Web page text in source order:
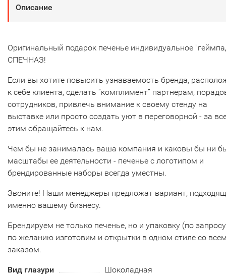
Описание
Оригинальный подарок печенье индивидуальное
СПЕЧНАЗ!
Если вы хотите повысить узнаваемость бренда,
к себе клиента, сделать “комплимент” партнерам,
сотрудников, привлечь внимание к своему стенду на
выставке или просто создать уют в переговорной - за
этим обращайтесь к нам.
Чем бы не занималась ваша компания и каковы бы ни
масштабы ее деятельности - печенье с логотипом и
брендированные наборы всегда уместны.
Звоните! Наши менеджеры предложат вариант,
именно вашему бизнесу.
Брендируем не только печенье, но и упаковку (по
по желанию изготовим и открытки в одном стиле со
заказом.
Вид глазури
Шоколадная